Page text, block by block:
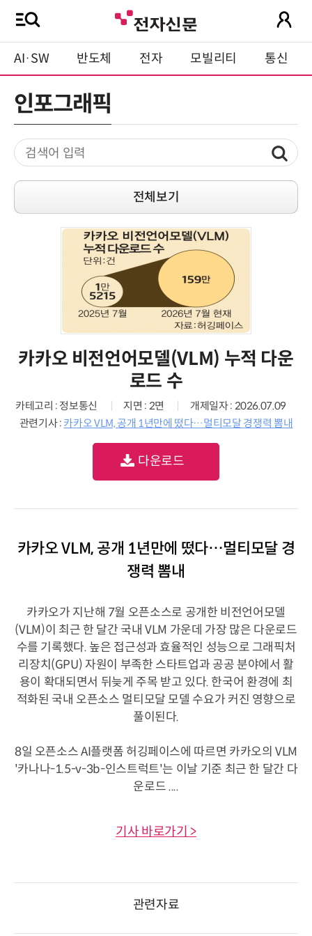
AI·SW 반도체 전자 모빌리티 통신
인포그래픽
전체보기
카카오 비전언어모델(VLM) 누적 다운
로드 수
카테고리 : 정보통신 지면 : 2면
개제일자 : 2026.07.09
관련기사 : 카카오 VLM, 공개 1년만에 떴다…멀티모달 경쟁력 뽐내
다운로드
카카오 VLM, 공개 1년만에 떴다…멀티모달 경
쟁력 뽐내
카카오가 지난해 7월 오픈소스로 공개한 비전언어모델
(VLM)이 최근 한 달간 국내 VLM 가운데 가장 많은 다운로드
수를 기록했다. 높은 접근성과 효율적인 성능으로 그래픽처
리장치(GPU) 자원이 부족한 스타트업과 공공 분야에서 활
용이 확대되면서 뒤늦게 주목 받고 있다. 한국어 환경에 최
적화된 국내 오픈소스 멀티모달 모델 수요가 커진 영향으로
풀이된다.
8일 오픈소스 AI플랫폼 허깅페이스에 따르면 카카오의 VLM
'카나나-1.5-v-3b-인스트럭트'는 이날 기준 최근 한 달간 다
운로드 ....
기사 바로가기 >
관련자료